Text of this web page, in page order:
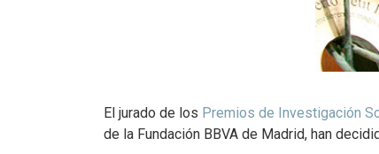
El jurado de los Premios de Investigación
de la Fundación BBVA de Madrid, han